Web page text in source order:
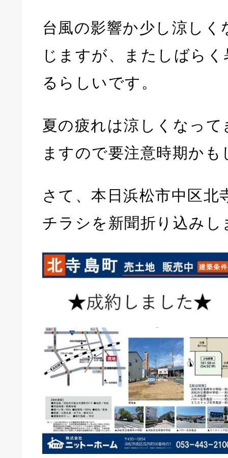
台風の影響か少し涼しく
じますが、またしばら
るらしいです。
夏の疲れは涼しくなっ
ますので要注意時期か
さて、本日浜松市中区北
チラシを新聞折り込みし